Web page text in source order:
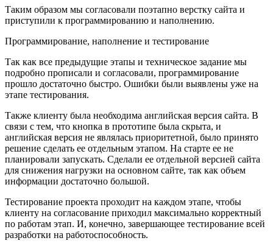
Таким образом мы согласовали поэтапно верстку сайта и
приступили к программированию и наполнению.
Программирование, наполнение и тестирование
Так как все предыдущие этапы и техническое задание мы
подробно прописали и согласовали, программирование
прошло достаточно быстро. Ошибки были выявлены уже на
этапе тестирования.
Также клиенту была необходима английская версия сайта. В
связи с тем, что кнопка в прототипе была скрыта, и
английская версия не являлась приоритетной, было принято
решение сделать ее отдельным этапом. На старте ее не
планировали запускать. Сделали ее отдельной версией сайта
для снижения нагрузки на основном сайте, так как объем
информации достаточно большой.
Тестирование проекта проходит на каждом этапе, чтобы
клиенту на согласование приходил максимально корректный
по работам этап. И, конечно, завершающее тестирование всей
разработки на работоспособность.